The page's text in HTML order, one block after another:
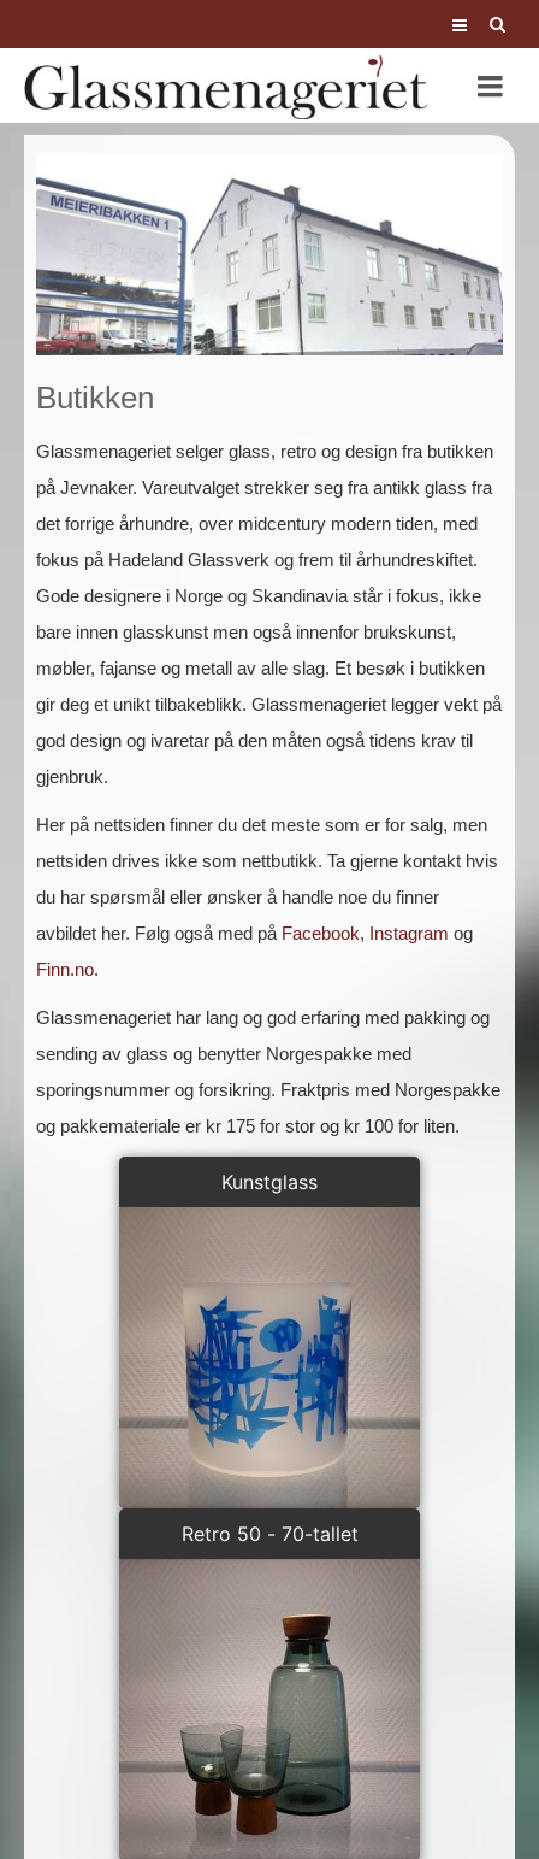
Butikken
Glassmenageriet selger glass, retro og design fra butikken
på Jevnaker. Vareutvalget strekker seg fra antikk glass fra
det forrige århundre, over midcentury modern tiden, med
fokus på Hadeland Glassverk og frem til århundreskiftet.
Gode designere i Norge og Skandinavia står i fokus, ikke
bare innen glasskunst men også innenfor brukskunst,
møbler, fajanse og metall av alle slag. Et besøk i butikken
gir deg et unikt tilbakeblikk. Glassmenageriet legger vekt på
god design og ivaretar på den måten også tidens krav til
gjenbruk.
Her på nettsiden finner du det meste som er for salg, men
nettsiden drives ikke som nettbutikk. Ta gjerne kontakt hvis
du har spørsmål eller ønsker å handle noe du finner
avbildet her. Følg også med på Facebook, Instagram og
Finn.no.
Glassmenageriet har lang og god erfaring med pakking og
sending av glass og benytter Norgespakke med
sporingsnummer og forsikring. Fraktpris med Norgespakke
og pakkemateriale er kr 175 for stor og kr 100 for liten.
Kunstglass
Retro 50 - 70-tallet